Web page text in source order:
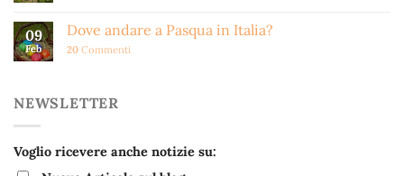
09
Feb
Dove andare a Pasqua in Italia?
20 Commenti
NEWSLETTER
Voglio ricevere anche notizie su: